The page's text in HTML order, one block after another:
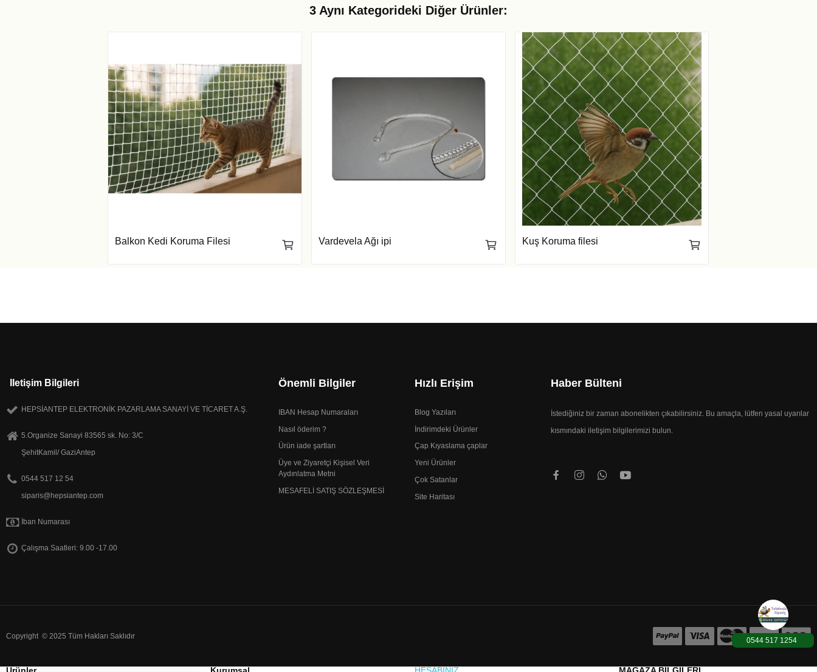
3 Aynı Kategorideki Diğer Ürünler:
Balkon Kedi Koruma Filesi Vardevela Ağı ipi Kuş Koruma filesi
Iletişim Bilgileri
HEPSİANTEP ELEKTRONİK PAZARLAMA SANAYİ VE TİCARET A.Ş.
5.Organize Sanayi 83565 sk. No: 3/C
ŞehitKamil/ GaziAntep
0544 517 12 54
siparis@hepsiantep.com
İban Numarası
Çalışma Saatleri: 9.00 -17.00
Önemli Bilgiler
IBAN Hesap Numaraları
Nasıl öderim ?
Ürün iade şartları
Üye ve Ziyaretçi Kişisel Veri
Aydınlatma Metni
MESAFELİ SATIŞ SÖZLEŞMESİ
Hızlı Erişim
Blog Yazıları
İndirimdeki Ürünler
Çap Kıyaslama çaplar
Yeni Ürünler
Çok Satanlar
Site Haritası
Haber Bülteni
İstediğiniz bir zaman abonelikten çıkabilirsiniz. Bu amaçla, lütfen yasal uyarılar
kısmındaki iletişim bilgilerimizi bulun.
Copyright © 2025 Tüm Hakları Saklıdır
0544 517 1254
1000TL üzeri